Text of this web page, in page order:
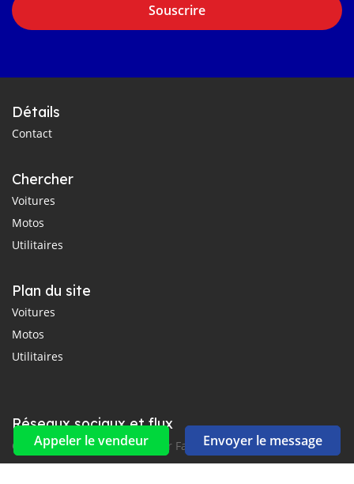
Appeler le vendeur Envoyer le message
Souscrire
Détails
Contact
Chercher
Voitures
Motos
Utilitaires
Plan du site
Voitures
Motos
Utilitaires
Réseaux sociaux et flux
Connectez-vous avec nous sur Facebook, YouTube et Twitter.